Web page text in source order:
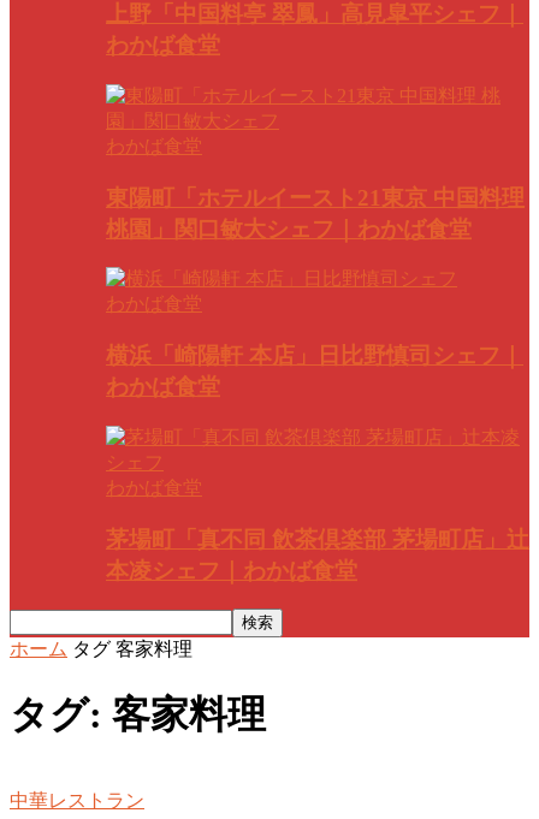
上野「中国料亭 翠鳳」高見皐平シェフ｜
わかば食堂
わかば食堂
東陽町「ホテルイースト21東京 中国料理
桃園」関口敏大シェフ｜わかば食堂
わかば食堂
横浜「崎陽軒 本店」日比野慎司シェフ｜
わかば食堂
わかば食堂
茅場町「真不同 飲茶倶楽部 茅場町店」辻
本凌シェフ｜わかば食堂
ホーム タグ 客家料理
タグ: 客家料理
中華レストラン